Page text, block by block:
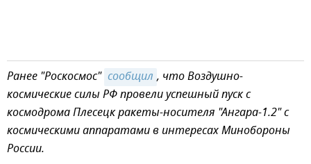
Ранее "Роскосмос" сообщил , что Воздушно-
космические силы РФ провели успешный пуск с
космодрома Плесецк ракеты-носителя "Ангара-1.2" с
космическими аппаратами в интересах Минобороны
России.